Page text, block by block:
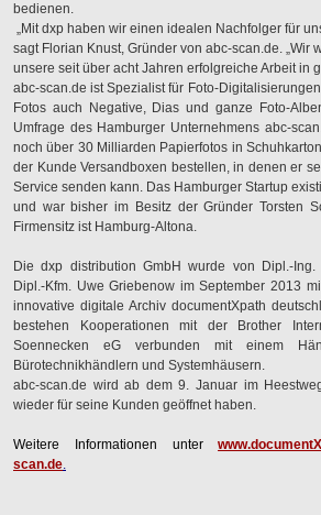
bedienen.
„Mit dxp haben wir einen idealen Nachfolger für
sagt Florian Knust, Gründer von abc-scan.de. „Wir
unsere seit über acht Jahren erfolgreiche Arbeit in
abc-scan.de ist Spezialist für Foto-
Fotos auch Negative, Dias und ganze Foto-
Umfrage des Hamburger Unternehmens abc-
noch über 30 Milliarden Papierfotos in
der Kunde Versandboxen bestellen, in denen er
Service senden kann. Das Hamburger Startup
und war bisher im Besitz der Gründer Torsten
Firmensitz ist Hamburg-Altona.
Die dxp distribution GmbH wurde von Dipl.-Ing.
Dipl.-Kfm. Uwe Griebenow im September 2013
innovative digitale Archiv documentXpath
bestehen Kooperationen mit der Brother
Soennecken eG verbunden mit einem
Bürotechnikhändlern und Systemhäusern.
abc-scan.de wird ab dem 9. Januar im
wieder für seine Kunden geöffnet haben.
Weitere Informationen unter
scan.de.